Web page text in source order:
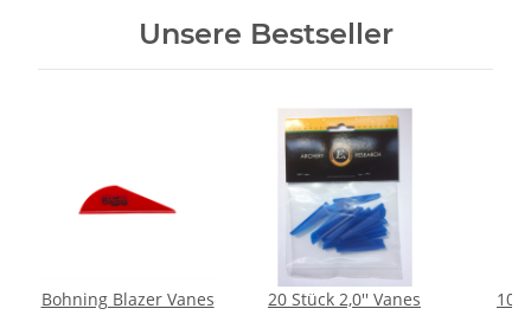
Unsere Bestseller
Bohning Blazer Vanes
20 Stück 2,0'' Vanes
10